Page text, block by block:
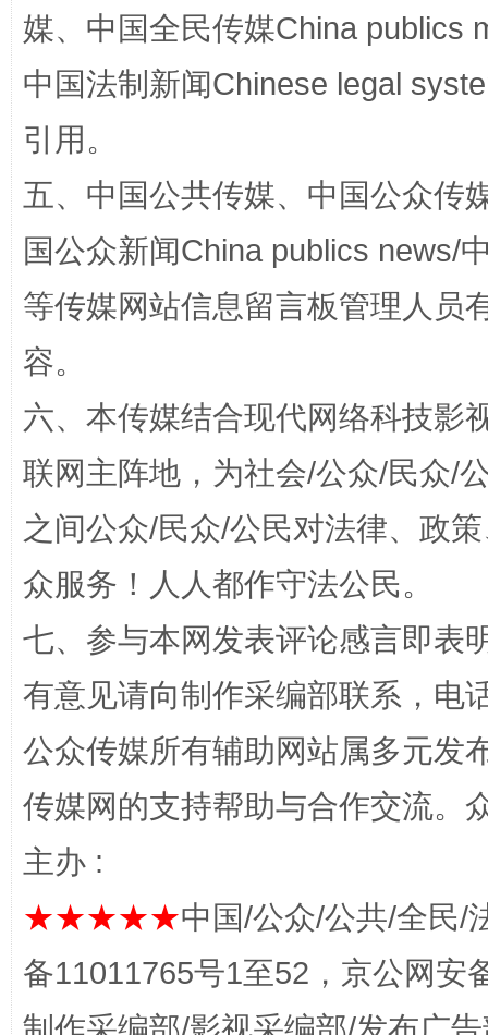
“蜀中异人”王建安的艺术幻境
东山县通报“牛蛙产品抗生素超标问题” 法
媒、中国全民传媒China publics
中国法制新闻Chinese legal
引用。
五、中国公共传媒、中国公众传
国公众新闻China publics news/
等传媒网站信息留言板管理人员
容。
六、本传媒结合现代网络科技影
联网主阵地，为社会/公众/民众/
之间公众/民众/公民对法律、政
众服务！人人都作守法公民。
七、参与本网发表评论感言即表
有意见请向制作采编部联系，电
公众传媒所有辅助网站属多元发
传媒网的支持帮助与合作交流。
主办 :
★★★★★中国/公众/公共/全民/
备11011765号1至52，京公网安